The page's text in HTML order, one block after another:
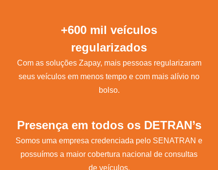
+600 mil veículos
regularizados
Com as soluções Zapay, mais pessoas regularizaram
seus veículos em menos tempo e com mais alívio no
bolso.
Presença em todos os DETRAN’s
Somos uma empresa credenciada pelo SENATRAN e
possuímos a maior cobertura nacional de consultas
de veículos.